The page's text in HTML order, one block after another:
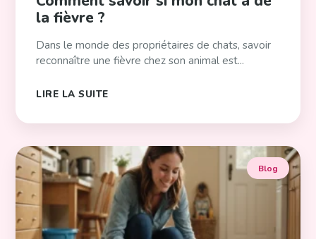
la fièvre ?
Dans le monde des propriétaires de chats, savoir
reconnaître une fièvre chez son animal est...
LIRE LA SUITE
Blog